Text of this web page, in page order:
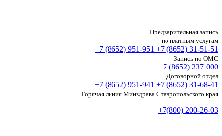
Предварительная запись
по платным услугам
+7 (8652) 951-951 +7 (8652) 31-51-51
Запись по ОМС
+7 (8652) 237-000
Договорной отдел
+7 (8652) 951-941 +7 (8652) 31-68-41
Горячая линия Минздрава Ставропольского края
+7(800) 200-26-03